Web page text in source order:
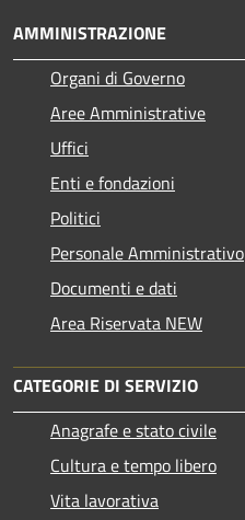
AMMINISTRAZIONE
Organi di Governo
Aree Amministrative
Uffici
Enti e fondazioni
Politici
Personale Amministrativo
Documenti e dati
Area Riservata NEW
CATEGORIE DI SERVIZIO
Anagrafe e stato civile
Cultura e tempo libero
Vita lavorativa